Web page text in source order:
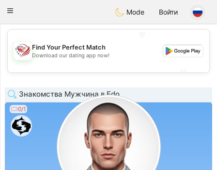
Dating
Toggle
Mode Войти
💖
💕
Find Your Perfect Match
Download our dating app now!
Знакомства Мужчина в Edo
0/1